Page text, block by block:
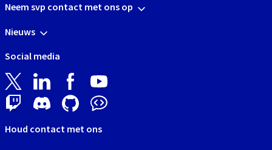
Neem svp contact met ons op
Nieuws
Social media
Houd contact met ons